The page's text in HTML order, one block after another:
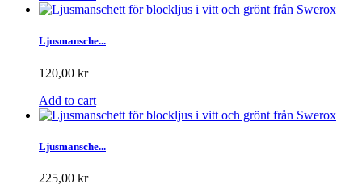
Ljusmansche...
120,00 kr
Add to cart
Ljusmansche...
225,00 kr